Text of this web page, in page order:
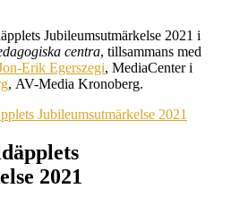
Jubileumsutmärkelse 2021 i
centra, tillsammans med
Erik Egerszegi, MediaCenter i
, AV-Media Kronoberg.
Jubileumsutmärkelse 2021
2021